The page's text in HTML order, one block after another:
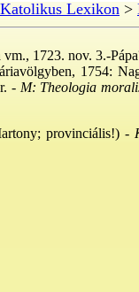
Lexikon>
1723. nov. 3.-
1754:
-M: Theologia
provinciális!) -